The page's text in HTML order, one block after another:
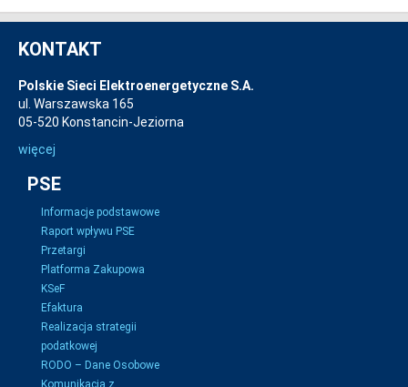
KONTAKT
Polskie Sieci Elektroenergetyczne S.A.
ul. Warszawska 165
05-520 Konstancin-Jeziorna
więcej
PSE
Informacje podstawowe
Raport wpływu PSE
Przetargi
Platforma Zakupowa
KSeF
Efaktura
Realizacja strategii
podatkowej
RODO – Dane Osobowe
Komunikacja z